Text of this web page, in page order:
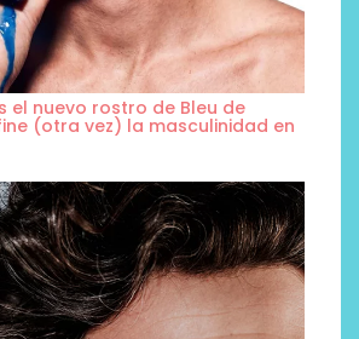
el nuevo rostro de Bleu de
(otra vez) la masculinidad en